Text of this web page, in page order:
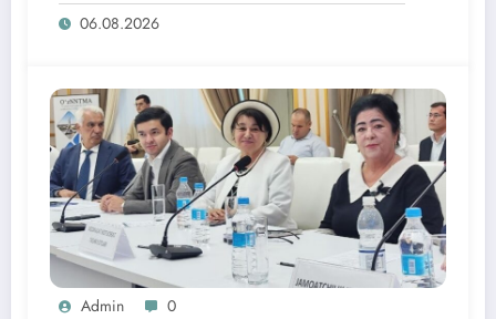
06.08.2026
Admin 0